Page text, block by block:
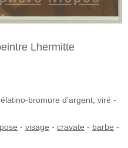
Lhermitte
bromure d'argent, viré -
- visage - cravate - barbe -